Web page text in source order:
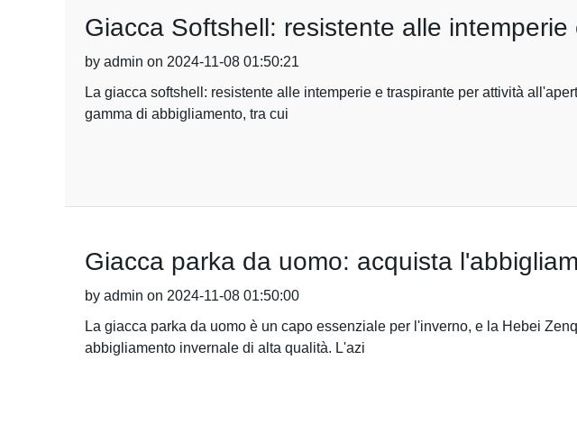
Giacca Softshell: resistente alle
by admin on 2024-11-08 01:50:21
La giacca softshell: resistente alle intemperie e traspirante per attività
gamma di abbigliamento, tra cui
Giacca parka da uomo: acquista
by admin on 2024-11-08 01:50:00
La giacca parka da uomo è un capo essenziale per l'inverno, e la Hebei
abbigliamento invernale di alta qualità. L'azi